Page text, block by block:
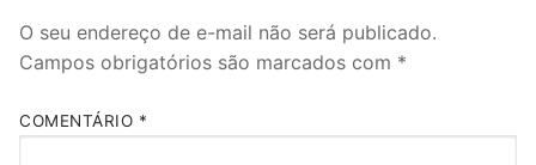
O seu endereço de e-mail não será publicado.
Campos obrigatórios são marcados com *
COMENTÁRIO *